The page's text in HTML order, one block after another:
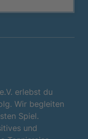
erlebst du
Wir begleiten
Spiel.
und